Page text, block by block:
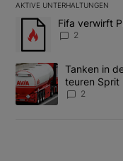
AKTIVE UNTERHALTUNGEN
Das Folgende ist
Ein Trendartikel mit
Fifa verwirft
2
Ein Trendartikel mit
Tanken in
teuren Sprit
2